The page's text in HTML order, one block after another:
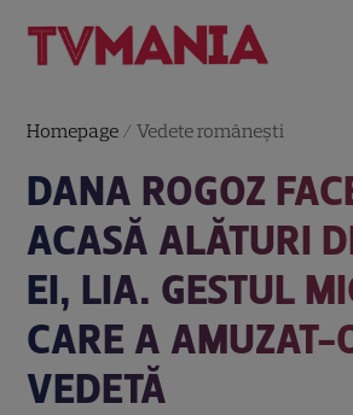
Homepage /Vedete româneşti
DANA ROGOZ
ACASĂ ALĂTURI
EI, LIA. GESTUL
CARE A AMUZAT-
VEDETĂ